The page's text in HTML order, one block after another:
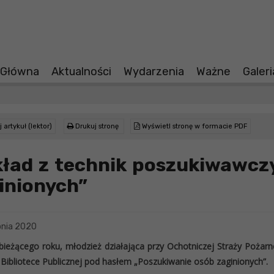
Aktualności Wydarzenia Ważne
artykuł (lektor) Drukuj stronę Wyświetl stronę w formacie PDF
z technik
2020
roku, młodzież działająca przy Ochotniczej Straży
Publicznej pod hasłem „Poszukiwanie osób zaginionych”.